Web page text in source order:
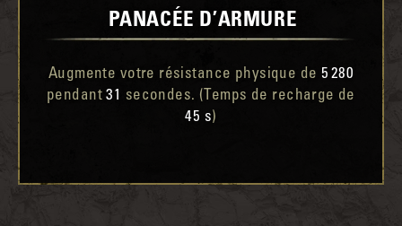
PANACÉE D’ARMURE
Augmente votre résistance physique de 5 280
pendant31 secondes. (Temps de recharge de
45 s)